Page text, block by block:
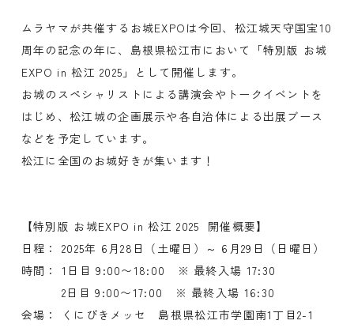
ムラヤマが共催するお城EXPOは今回、松江城天守国宝10
周年の記念の年に、島根県松江市において「特別版 お城
EXPO in 松江 2025」として開催します。
お城のスペシャリストによる講演会やトークイベントを
はじめ、松江城の企画展示や各自治体による出展ブース
などを予定しています。
松江に全国のお城好きが集います！
【特別版 お城EXPO in 松江 2025 開催概要】
日程： 2025年 6月28日（土曜日）～ 6月29日（日曜日）
時間： 1日目 9:00〜18:00 ※ 最終入場 17:30
2日目 9:00〜17:00 ※ 最終入場 16:30
会場： くにびきメッセ 島根県松江市学園南1丁目2-1